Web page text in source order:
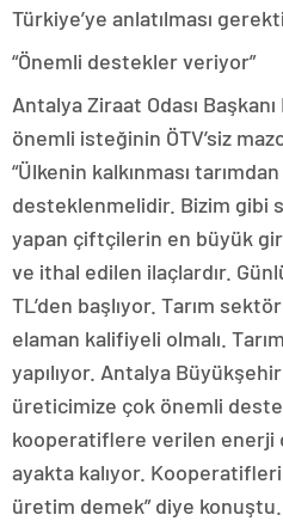
Türkiye’ye anlatılması
“Önemli destekler veriyor”
Antalya Ziraat Odası
önemli isteğinin ÖTV’siz
“Ülkenin kalkınması
desteklenmelidir. Bizim gibi
yapan çiftçilerin en büyük
ve ithal edilen ilaçlardır.
TL’den başlıyor. Tarım
elaman kalifiyeli olmalı.
yapılıyor. Antalya
üreticimize çok önemli
kooperatiflere verilen
ayakta kalıyor.
üretim demek” diye konuştu.